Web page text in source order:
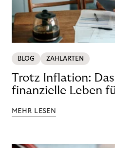
BLOG ZAHLARTEN
Trotz Inflation:
finanzielle Leben
MEHR LESEN